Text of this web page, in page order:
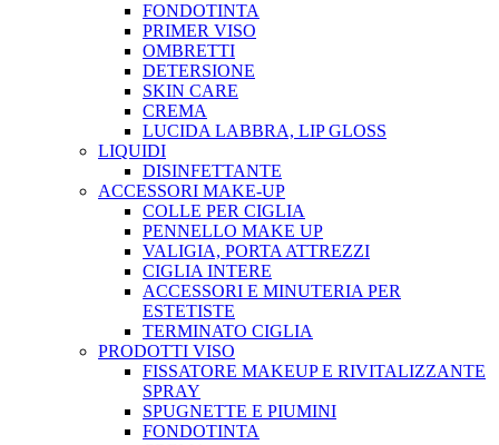
FONDOTINTA
PRIMER VISO
OMBRETTI
DETERSIONE
SKIN CARE
CREMA
LUCIDA LABBRA, LIP GLOSS
LIQUIDI
DISINFETTANTE
ACCESSORI MAKE-UP
COLLE PER CIGLIA
PENNELLO MAKE UP
VALIGIA, PORTA ATTREZZI
CIGLIA INTERE
ACCESSORI E MINUTERIA PER
ESTETISTE
TERMINATO CIGLIA
PRODOTTI VISO
FISSATORE MAKEUP E RIVITALIZZANTE
SPRAY
SPUGNETTE E PIUMINI
FONDOTINTA